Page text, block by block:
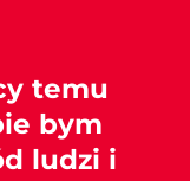
temu
bym
ludzi i